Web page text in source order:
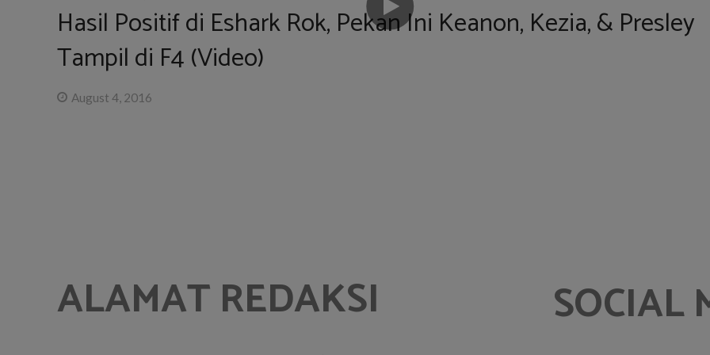
Hasil Positif di Eshark Rok, Pekan Ini Keanon, Kezia, & Presley
Tampil di F4 (Video)
August 4, 2016
ALAMAT REDAKSI SOCIAL